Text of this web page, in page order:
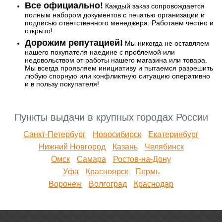
Все официально! Каждый заказ сопровождается
полным набором документов с печатью организации и
подписью ответственного менеджера. Работаем честно и
открыто!
Дорожим репутацией! Мы никогда не оставляем
нашего покупателя наедине с проблемой или
недовольством от работы нашего магазина или товара.
Мы всегда проявляем инициативу и пытаемся разрешить
любую спорную или конфликтную ситуацию оперативно
и в пользу покупателя!
Пункты выдачи в крупных городах России
Санкт-Петербург Новосибирск
Екатеринбург
Нижний Новгород
Казань
Челябинск
Омск
Самара
Ростов-на-Дону
Уфа
Красноярск
Пермь
Воронеж
Волгоград Краснодар